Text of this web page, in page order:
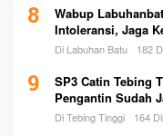
8
Wabup
Intoleransi, Jaga
Di Labuhan Batu 182
9
SP3 Catin Tebing
Pengantin Sudah
Di Tebing Tinggi 164